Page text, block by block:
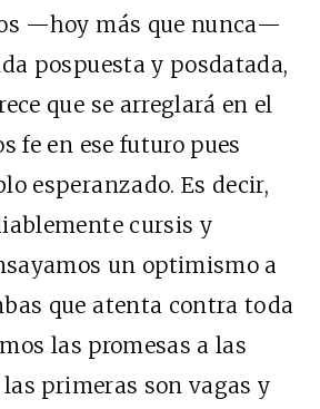
—hoy más que nunca—
pospuesta y posdatada,
que se arreglará en el
fe en ese futuro pues
esperanzado. Es decir,
cursis y
un optimismo a
que atenta contra toda
las promesas a las
las primeras son vagas y